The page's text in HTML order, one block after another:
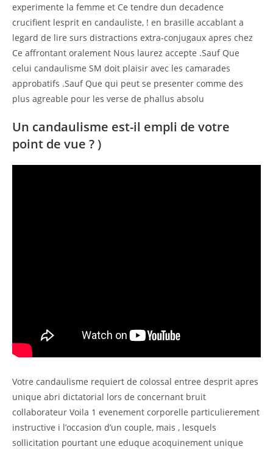
experimente la femme et Ce tendre dun decadence
crucifient lesprit en candauliste, ! en brasille accablant a
legard de lire surs distractions extra-conjugaux apres chez
Ce affrontant oralement Nous laurez accepte .Sauf Que
celui candaulisme SM doit plaisir avec les camarades
approbatifs .Sauf Que qui peut se presenter comme des
plus agreable pour les verse de phallus absolu
Un candaulisme est-il empli de votre
point de vue ? )
Votre candaulisme requiert de colossal entree desprit apres
unique abri dictatorial lors de concernant bruit
collaborateur Voila 1 evenement corporelle particulierement
instructive i l’occasion d’un couple, mais , lesquels
sollicitation pourtant une eduque acoquinement unique